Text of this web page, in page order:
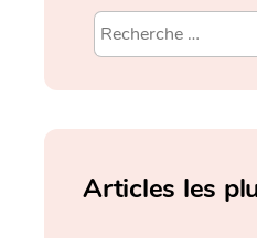
Articles les